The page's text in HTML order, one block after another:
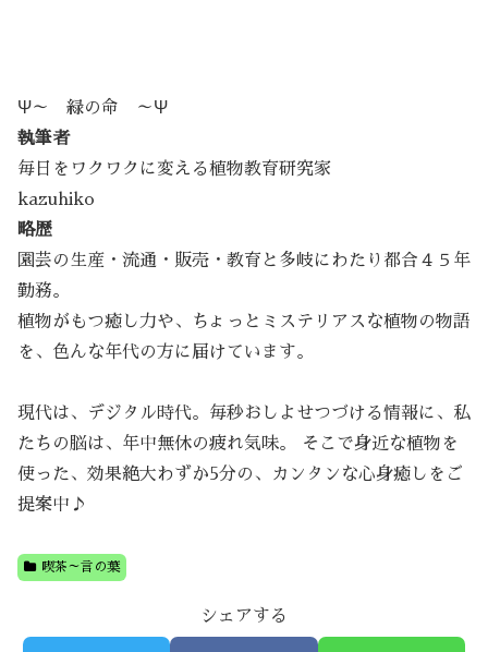
Ψ～ 緑の命 ～Ψ
執筆者
毎日をワクワクに変える植物教育研究家
kazuhiko
略歴
園芸の生産・流通・販売・教育と多岐にわたり都合４５年
勤務。
植物がもつ癒し力や、ちょっとミステリアスな植物の物語
を、色んな年代の方に届けています。
現代は、デジタル時代。毎秒おしよせつづける情報に、私
たちの脳は、年中無休の疲れ気味。 そこで身近な植物を
使った、効果絶大わずか5分の、カンタンな心身癒しをご
提案中♪
喫茶～言の葉
シェアする